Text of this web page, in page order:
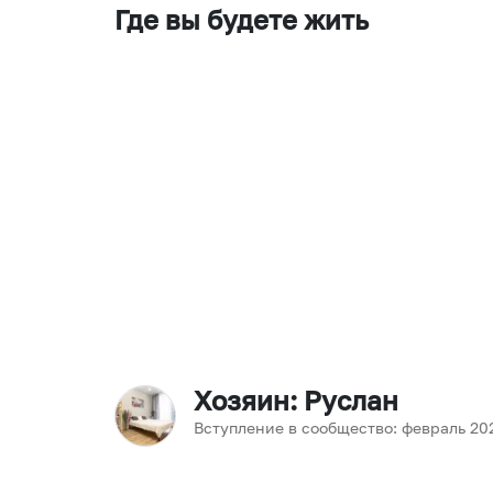
Где вы будете жить
Хозяин: Руслан
Вступление в сообщество: февраль